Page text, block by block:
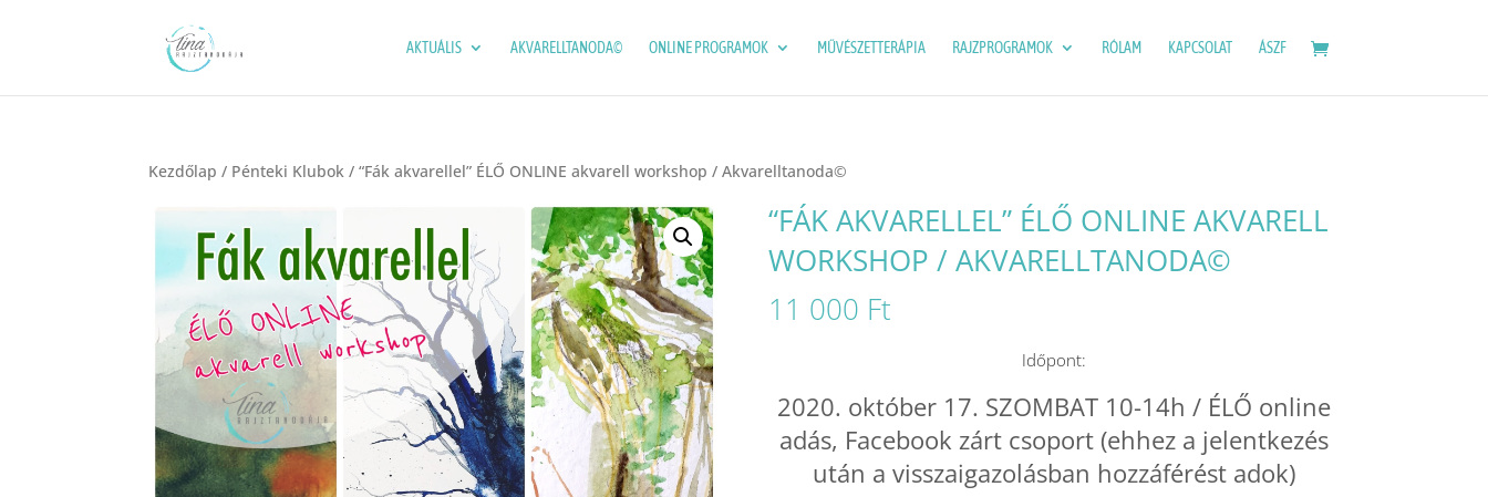
AKTUÁLIS AKVARELLTANODA© ONLINE PROGRAMOK MŰVÉSZETTERÁPIA RAJZPROGRAMOK RÓLAM KAPCSOLAT ÁSZF
Kezdőlap / Pénteki Klubok / “Fák akvarellel” ÉLŐ ONLINE akvarell workshop / Akvarelltanoda©
“FÁK AKVARELLEL” ÉLŐ ONLINE AKVARELL
WORKSHOP / AKVARELLTANODA©
11 000 Ft
Időpont:
2020. október 17. SZOMBAT 10-14h / ÉLŐ online
adás, Facebook zárt csoport (ehhez a jelentkezés
után a visszaigazolásban hozzáférést adok)